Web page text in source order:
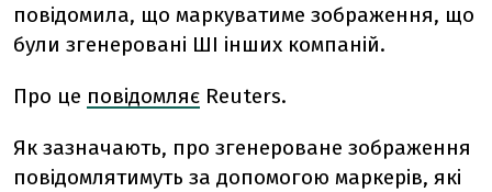
повідомила, що маркуватиме зображення, що
були згенеровані ШІ інших компаній.
Про це повідомляє Reuters.
Як зазначають, про згенероване зображення
повідомлятимуть за допомогою маркерів, які